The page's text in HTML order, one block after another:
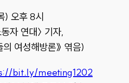
) 오후 8시
자 연대〉 기자,
의 여성해방론》 엮음)
bit.ly/meeting1202